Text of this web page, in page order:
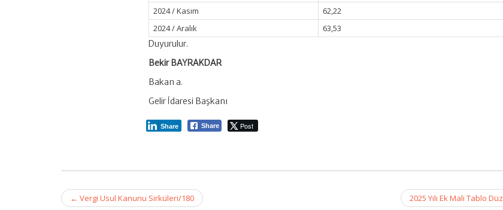
2024 / Kasım
62,22
2024 / Aralık
63,53
Duyurulur.
Bekir BAYRAKDAR
Bakan a.
Gelir İdaresi Başkanı
Share Post
Share
Post
navigation
← Vergi Usul Kanunu Sirküleri/180 2025 Yılı Ek Mali Tablo